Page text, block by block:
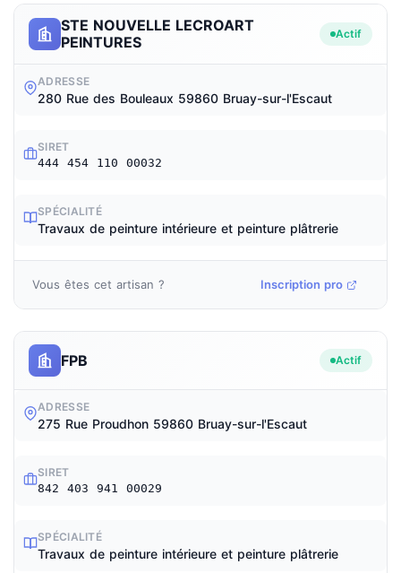
STE NOUVELLE LECROART
PEINTURES
Actif
ADRESSE
280 Rue des Bouleaux 59860 Bruay-sur-l'Escaut
SIRET
444 454 110 00032
SPÉCIALITÉ
Travaux de peinture intérieure et peinture plâtrerie
Vous êtes cet artisan ? Inscription pro
FPB Actif
ADRESSE
275 Rue Proudhon 59860 Bruay-sur-l'Escaut
SIRET
842 403 941 00029
SPÉCIALITÉ
Travaux de peinture intérieure et peinture plâtrerie